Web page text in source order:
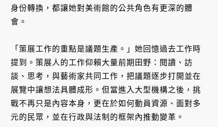
身份轉換，都讓她對美術館的公共角色有更深的體
會。
「策展工作的重點是議題生產。」她回憶過去工作時
提到。策展人的工作仰賴大量前期田野：閱讀、訪
談、思考，與藝術家共同工作，把議題逐步打開並在
展覽中讓想法具體成形。但當進入大型機構之後，挑
戰不再只是內容本身，更在於如何動員資源、面對多
元的民眾，並在行政與法制的框架內推動變革。